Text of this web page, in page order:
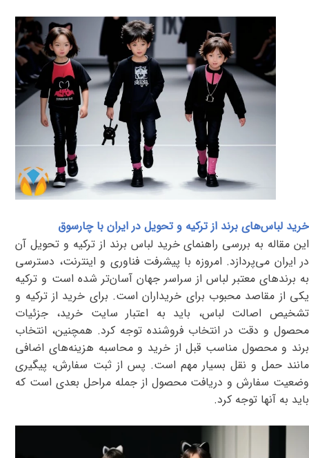
خرید لباس‌های برند از ترکیه و تحویل در ایران با چارسوق
این مقاله به بررسی راهنمای خرید لباس برند از ترکیه و تحویل آن
در ایران می‌پردازد. امروزه با پیشرفت فناوری و اینترنت، دسترسی
به برندهای معتبر لباس از سراسر جهان آسان‌تر شده است و ترکیه
یکی از مقاصد محبوب برای خریداران است. برای خرید از ترکیه و
تشخیص اصالت لباس، باید به اعتبار سایت خرید، جزئیات
محصول و دقت در انتخاب فروشنده توجه کرد. همچنین، انتخاب
برند و محصول مناسب قبل از خرید و محاسبه هزینه‌های اضافی
مانند حمل و نقل بسیار مهم است. پس از ثبت سفارش، پیگیری
وضعیت سفارش و دریافت محصول از جمله مراحل بعدی است که
باید به آنها توجه کرد.